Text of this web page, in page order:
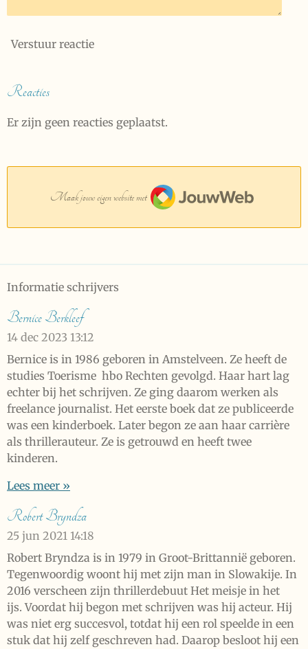
Verstuur reactie
Reacties
Er zijn geen reacties geplaatst.
Maak jouw eigen website met
JouwWeb
Informatie schrijvers
Bernice Berkleef
14 dec 2023 13:12
Bernice is in 1986 geboren in Amstelveen. Ze heeft de
studies Toerisme hbo Rechten gevolgd. Haar hart lag
echter bij het schrijven. Ze ging daarom werken als
freelance journalist. Het eerste boek dat ze publiceerde
was een kinderboek. Later begon ze aan haar carrière
als thrillerauteur. Ze is getrouwd en heeft twee
kinderen.
Lees meer »
Robert Bryndza
25 jun 2021 14:18
Robert Bryndza is in 1979 in Groot-Brittannië geboren.
Tegenwoordig woont hij met zijn man in Slowakije. In
2016 verscheen zijn thrillerdebuut Het meisje in het
ijs. Voordat hij begon met schrijven was hij acteur. Hij
was niet erg succesvol, totdat hij een rol speelde in een
stuk dat hij zelf geschreven had. Daarop besloot hij een